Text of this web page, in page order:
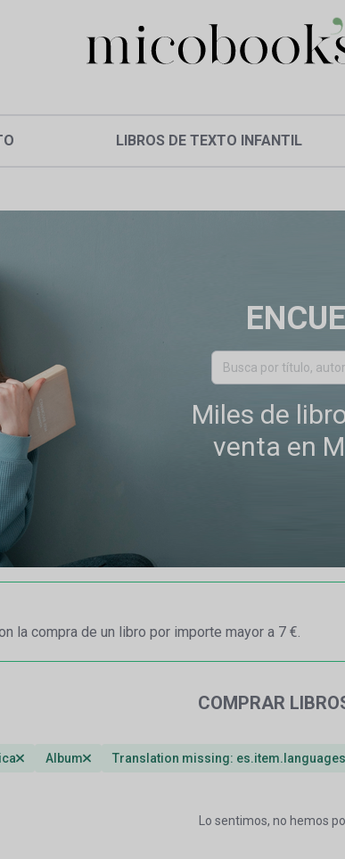
LIBROS DE TEXTO INFANTIL
Miles de
venta en
la compra de un libro por importe mayor a 7 €.
COMPRAR
Album Translation missing:
Lo sentimos, no hemos